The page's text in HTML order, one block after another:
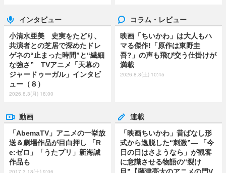
インタビュー
小清水亜美 史実をたどり、
共演者との芝居で深めたドレ
ゲネの“止まった時間”と“繊細
な強さ” TVアニメ「天幕の
ジャードゥーガル」インタビ
ュー（８）
2026.8.3(月) 18:00
コラム・レビュー
映画「ちいかわ」は大人もハ
マる傑作!「原作は東野圭
吾?」の声も飛び交う仕掛けが
満載
2026.8.8(土) 10:45
動画
「AbemaTV」アニメの一挙放
送＆劇場作品が目白押し 「R
e:ゼロ」「うたプリ」新海誠
作品も
2017.3.18(土) 9:06
連載
「映画ちいかわ」昔ばなし形
式から逸脱した“刺激”― 「今
日の日はさようなら」が観客
に意識させる物語の“裂け